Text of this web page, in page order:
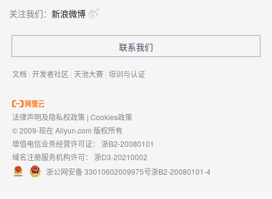
关注我们： 新浪微博
联系我们
文档 | 开发者社区 | 天池大赛 | 培训与认证
法律声明及隐私权政策 | Cookies政策
© 2009-现在 Aliyun.com 版权所有
增值电信业务经营许可证： 浙B2-20080101
域名注册服务机构许可： 浙D3-20210002
浙公网安备 33010602009975号浙B2-20080101-4